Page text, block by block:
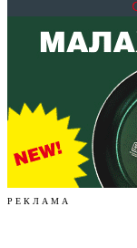
Р Е К Л А М А